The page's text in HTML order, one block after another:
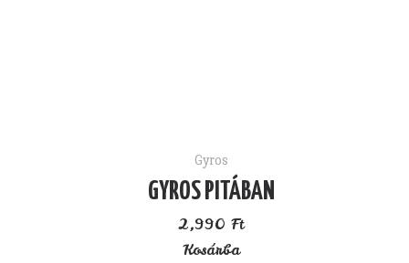
Gyros
GYROS PITÁBAN
2,990 Ft
Kosárba